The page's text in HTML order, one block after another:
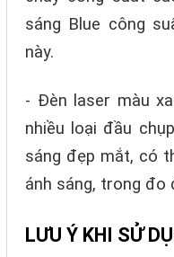
sáng Blue công
này.
- Đèn laser màu
nhiều loại đầu
sáng đẹp mắt, có
ánh sáng, trong đo
LƯU Ý KHI SỬ